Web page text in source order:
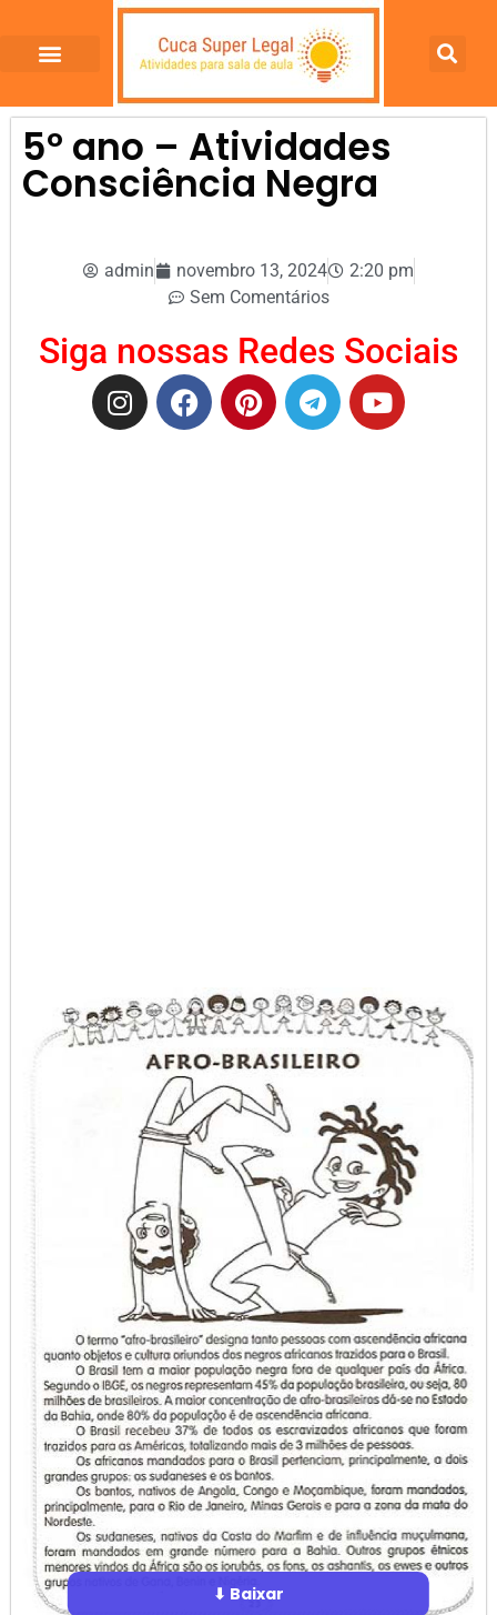
5º ano – Atividades
Consciência Negra
admin novembro 13, 2024
2:20 pm
Sem Comentários
Siga nossas Redes Sociais
⬇ Baixar